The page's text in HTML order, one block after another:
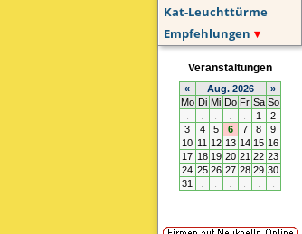
Kat-Leuchttürme
Empfehlungen